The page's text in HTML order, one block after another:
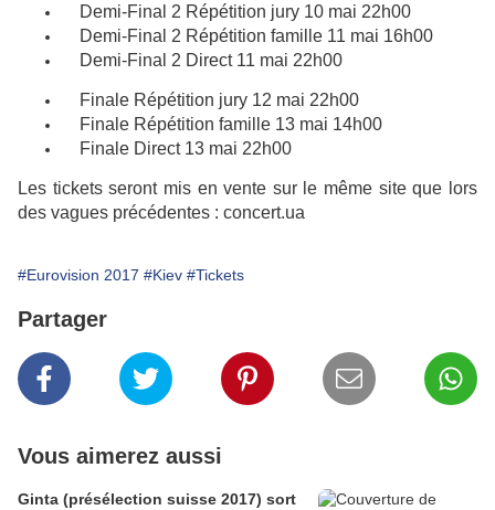
Demi-Final 2 Répétition jury 10 mai 22h00
Demi-Final 2 Répétition famille 11 mai 16h00
Demi-Final 2 Direct 11 mai 22h00
Finale Répétition jury 12 mai 22h00
Finale Répétition famille 13 mai 14h00
Finale Direct 13 mai 22h00
Les tickets seront mis en vente sur le même site que lors
des vagues précédentes : concert.ua
#Eurovision 2017 #Kiev #Tickets
Partager
Vous aimerez aussi
Ginta (présélection suisse 2017) sort